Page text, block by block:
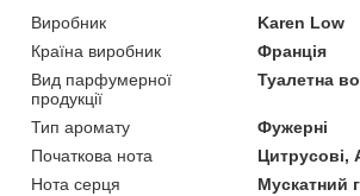
Виробник
Karen Low
Країна виробник
Франція
Вид парфумерної
продукції
Туалетна
Тип аромату
Фужерні
Початкова нота
Цитрусові,
Нота серця
Мускатний